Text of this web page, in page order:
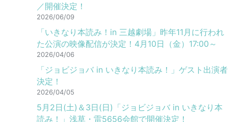
／開催決定！
2026/06/09
「いきなり本読み！in 三越劇場」昨年11月に行われ
た公演の映像配信が決定！4月10日（金）17:00～
2026/04/06
「ジョビジョバ in いきなり本読み！」ゲスト出演者
決定！
2026/04/05
5月2日(土)＆3日(日)「ジョビジョバ in いきなり本
読み！」浅草・雷5656会館で開催決定！